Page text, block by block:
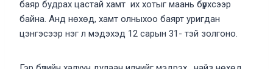
баяр будрах цастай хамт их хотыг маань бүрхсээр
байна. Анд нөхөд, хамт олныхоо баярт уригдан
цэнгэсээр нэг л мэдэхэд 12 сарын 31- тэй золгоно.